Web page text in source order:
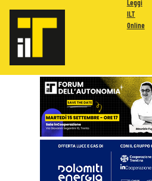
Leggi
ILT
Online